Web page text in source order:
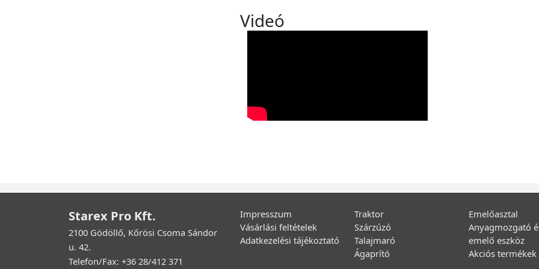
Videó
Starex Pro Kft.
2100 Gödöllő, Kőrösi Csoma Sándor
u. 42.
Telefon/Fax: +36 28/412 371
Impresszum
Vásárlási feltételek
Adatkezelési tájékoztató
Traktor
Szárzúzó
Talajmaró
Ágaprító
Emelőasztal
Anyagmozgató
emelő eszköz
Akciós termékek